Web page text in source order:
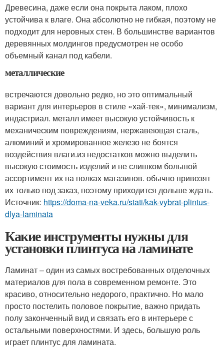
Древесина, даже если она покрыта лаком, плохо
устойчива к влаге. Она абсолютно не гибкая, поэтому не
подходит для неровных стен. В большинстве вариантов
деревянных молдингов предусмотрен не особо
объемный канал под кабели.
металлические
встречаются довольно редко, но это оптимальный
вариант для интерьеров в стиле «хай-тек», минимализм,
индастриал. металл имеет высокую устойчивость к
механическим повреждениям, нержавеющая сталь,
алюминий и хромированное железо не боятся
воздействия влаги.из недостатков можно выделить
высокую стоимость изделий и не слишком большой
ассортимент их на полках магазинов. обычно привозят
их только под заказ, поэтому приходится дольше ждать.
Источник: https://doma-na-veka.ru/stati/kak-vybrat-plintus-
dlya-laminata
Какие инструменты нужны для
установки плинтуса на ламинате
Ламинат – один из самых востребованных отделочных
материалов для пола в современном ремонте. Это
красиво, относительно недорого, практично. Но мало
просто постелить половое покрытие, важно придать
полу законченный вид и связать его в интерьере с
остальными поверхностями. И здесь, большую роль
играет плинтус для ламината.